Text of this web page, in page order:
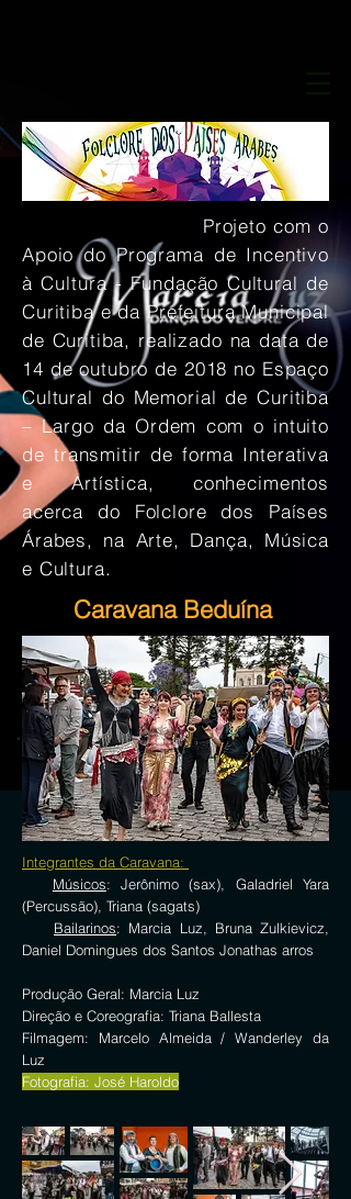
Projeto com o
Apoio do Programa de Incentivo
à Cultura - Fundação Cultural de
Curitiba e da Prefeitura Municipal
de Curitiba, realizado na data de
14 de outubro de 2018 no Espaço
Cultural do Memorial de Curitiba
– Largo da Ordem com o intuito
de transmitir de forma Interativa
e Artística, conhecimentos
acerca do Folclore dos Países
Árabes, na Arte, Dança, Música
e Cultura.
Caravana Beduína
Integrantes da Caravana:
Músicos: Jerônimo (sax), Galadriel Yara
(Percussão), Triana (sagats)
Bailarinos: Marcia Luz, Bruna Zulkievicz,
Daniel Domingues dos Santos Jonathas arros
Produção Geral: Marcia Luz
Direção e Coreografia: Triana Ballesta
Filmagem: Marcelo Almeida / Wanderley da
Luz
Fotografia: José Haroldo